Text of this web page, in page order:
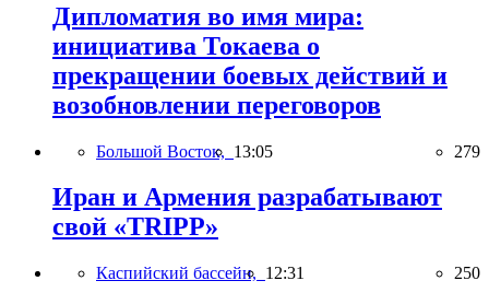
Дипломатия во имя мира:
инициатива Токаева о
прекращении боевых действий и
возобновлении переговоров
Большой Восток, 13:05 279
Иран и Армения разрабатывают
свой «TRIPP»
Каспийский бассейн, 12:31 250